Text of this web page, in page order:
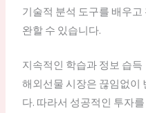
기술적 분석 도구를 배우
완할 수 있습니다.
지속적인 학습과 정보 습득
해외선물 시장은 끊임없이
다. 따라서 성공적인 투자